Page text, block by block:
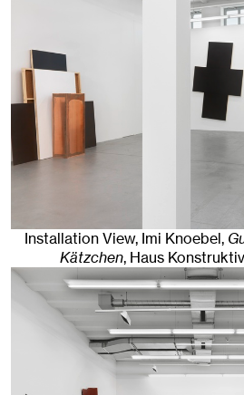
Installation View, Imi Knoebel,
Kätzchen, Haus Konstruktiv